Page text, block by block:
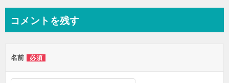
ビ
ー
シ
コメントを残す
名前 必須